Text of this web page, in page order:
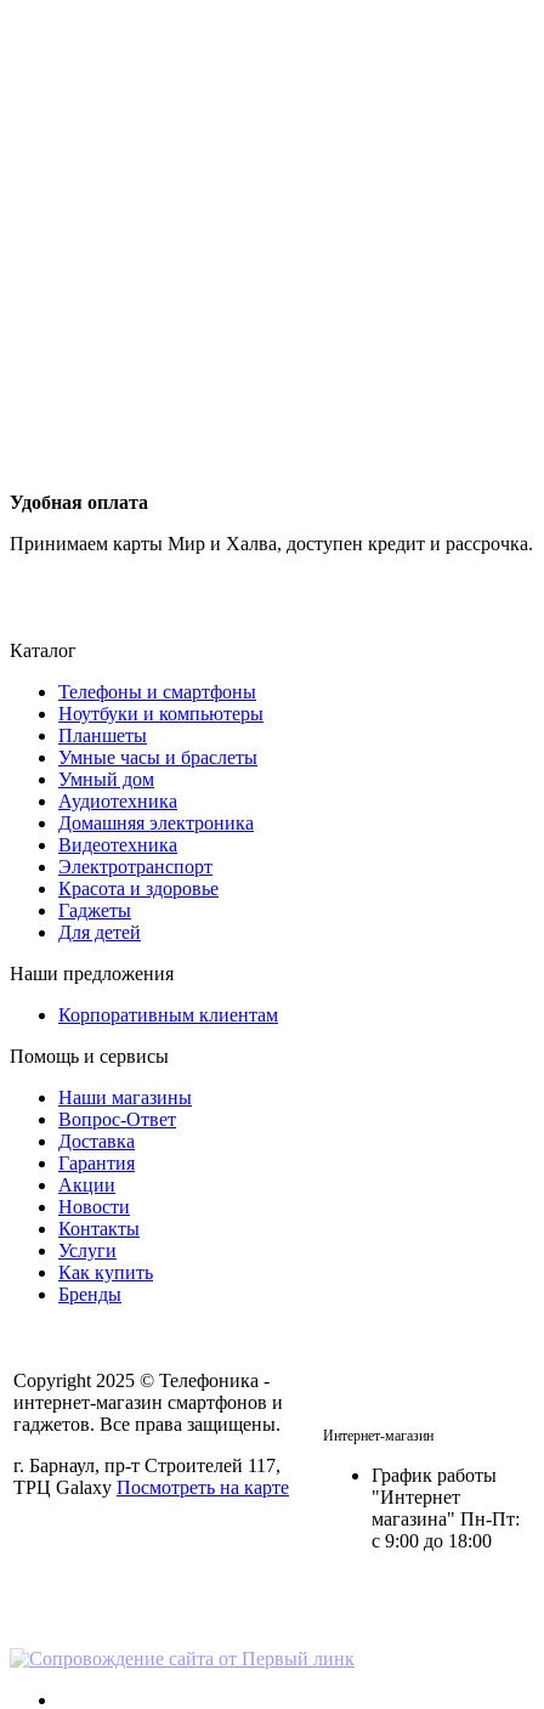
Удобная оплата
Принимаем карты Мир и Халва, доступен кредит и рассрочка.
Каталог
Телефоны и смартфоны
Ноутбуки и компьютеры
Планшеты
Умные часы и браслеты
Умный дом
Аудиотехника
Домашняя электроника
Видеотехника
Электротранспорт
Красота и здоровье
Гаджеты
Для детей
Наши предложения
Корпоративным клиентам
Помощь и сервисы
Наши магазины
Вопрос-Ответ
Доставка
Гарантия
Акции
Новости
Контакты
Услуги
Как купить
Бренды
Copyright 2025 © Телефоника -
интернет-магазин смартфонов и
гаджетов. Все права защищены.
г. Барнаул, пр-т Строителей 117,
ТРЦ Galaxy Посмотреть на карте
Интернет-магазин
График работы
"Интернет
магазина" Пн-Пт:
с 9:00 до 18:00